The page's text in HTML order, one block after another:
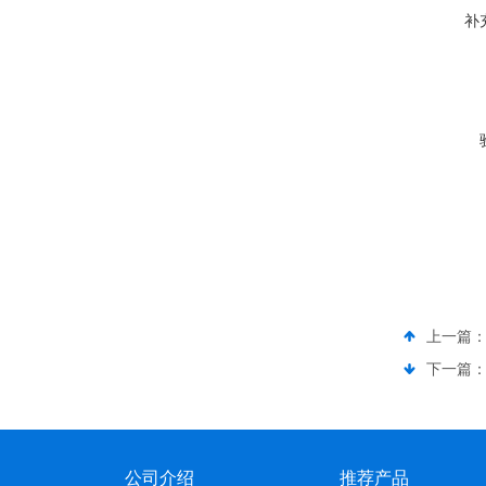
补
上一篇：
下一篇：
公司介绍 推荐产品